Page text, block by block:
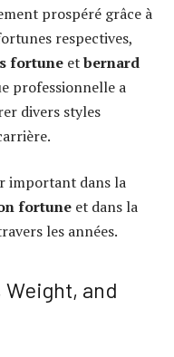
prospéré grâce à
respectives,
fortune etbernard
professionnelle a
divers styles
important dans la
fortune et dans la
les années.
and